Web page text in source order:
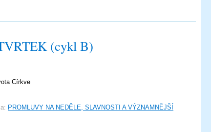
(cykl B)
Církve
PROMLUVY NA NEDĚLE, SLAVNOSTI A VÝZNAMNĚJŠÍ